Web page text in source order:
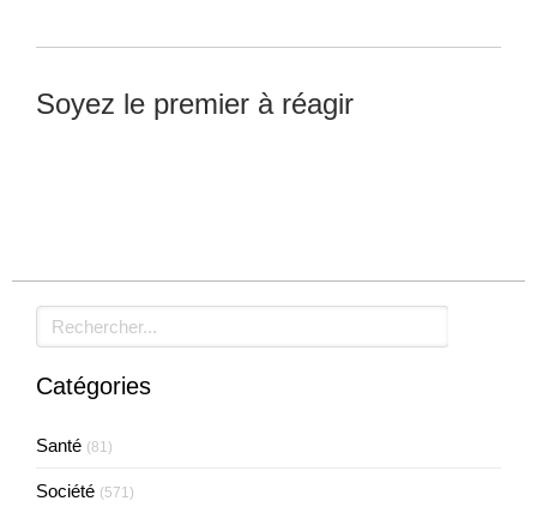
Soyez le premier à réagir
Rechercher
Catégories
Santé (81)
Société (571)